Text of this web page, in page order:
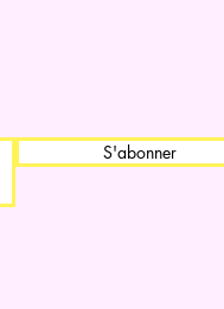
S'abonner